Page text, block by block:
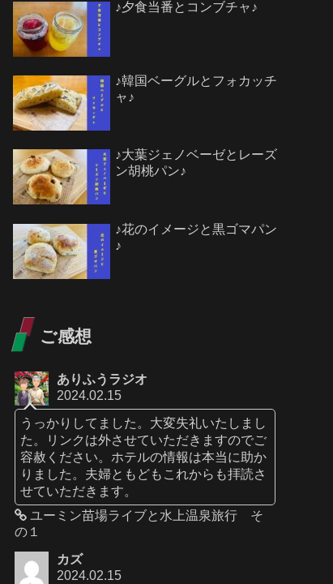
♪夕食当番とコンブチャ♪
♪韓国ベーグルとフォカッチ
ャ♪
♪大葉ジェノベーゼとレーズ
ン胡桃パン♪
♪花のイメージと黒ゴマパン
♪
ご感想
ありふうラジオ
2024.02.15
うっかりしてました。大変失礼いたしまし
た。リンクは外させていただきますのでご
容赦ください。ホテルの情報は本当に助か
りました。夫婦ともどもこれからも拝読さ
せていただきます。
ユーミン苗場ライブと水上温泉旅行 そ
の１
カズ
2024.02.15